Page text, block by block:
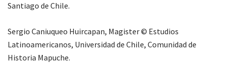
Santiago de Chile.
Sergio Caniuqueo Huircapan, Magister © Estudios
Latinoamericanos, Universidad de Chile, Comunidad de
Historia Mapuche.